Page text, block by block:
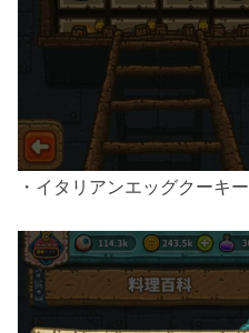
・イタリアンエッグクーキー